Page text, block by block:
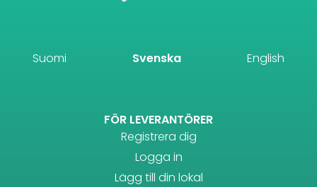
Suomi Svenska English
FÖR LEVERANTÖRER
Registrera dig
Logga in
Lägg till din lokal